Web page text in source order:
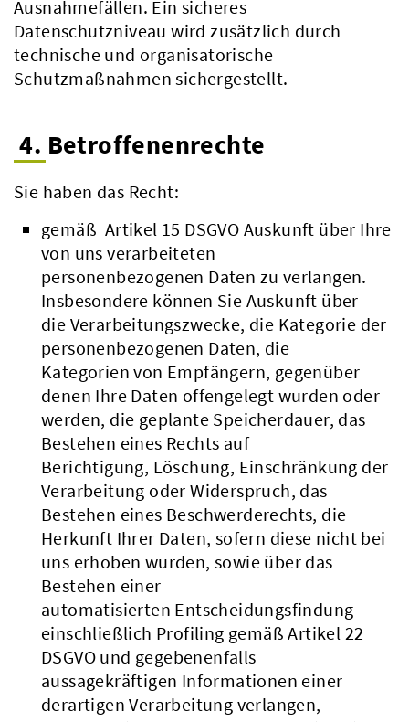
Ausnahmefällen. Ein sicheres
Datenschutzniveau wird zusätzlich durch
technische und organisatorische
Schutzmaßnahmen sichergestellt.
4. Betroffenenrechte
Sie haben das Recht:
gemäß Artikel 15 DSGVO Auskunft über Ihre
von uns verarbeiteten
personenbezogenen Daten zu verlangen.
Insbesondere können Sie Auskunft über
die Verarbeitungszwecke, die Kategorie der
personenbezogenen Daten, die
Kategorien von Empfängern, gegenüber
denen Ihre Daten offengelegt wurden oder
werden, die geplante Speicherdauer, das
Bestehen eines Rechts auf
Berichtigung, Löschung, Einschränkung der
Verarbeitung oder Widerspruch, das
Bestehen eines Beschwerderechts, die
Herkunft Ihrer Daten, sofern diese nicht bei
uns erhoben wurden, sowie über das
Bestehen einer
automatisierten Entscheidungsfindung
einschließlich Profiling gemäß Artikel 22
DSGVO und gegebenenfalls
aussagekräftigen Informationen einer
derartigen Verarbeitung verlangen,